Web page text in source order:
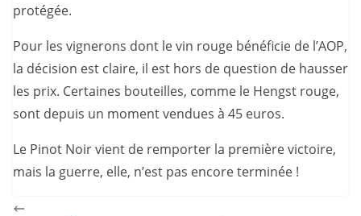
protégée.
Pour les vignerons dont le vin rouge bénéficie de l’AOP,
la décision est claire, il est hors de question de hausser
les prix. Certaines bouteilles, comme le Hengst rouge,
sont depuis un moment vendues à 45 euros.
Le Pinot Noir vient de remporter la première victoire,
mais la guerre, elle, n’est pas encore terminée !